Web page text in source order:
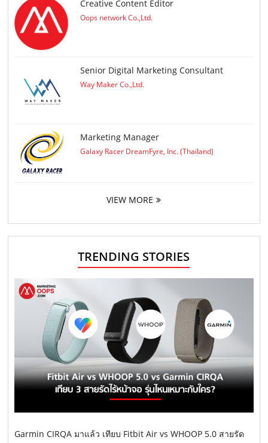
Creative Content Editor
Oops network Co.,Ltd.
Senior Digital Marketing Consultant
Way Maker Co.,Ltd.
Marketing Manager
Galaxy Racer DreamFyre, Inc. (Thailand)
VIEW MORE
TRENDING STORIES
Garmin CIRQA มาแล้ว เทียบ Fitbit Air vs WHOOP 5.0 สายรัด